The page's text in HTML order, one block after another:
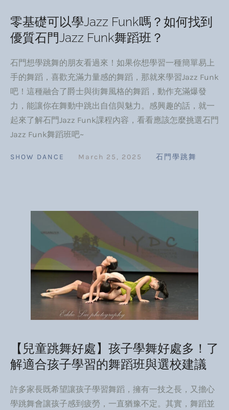
零基礎可以學Jazz Funk嗎？如何找到
優質石門Jazz Funk舞蹈班？
石門想學跳舞的朋友看過來！如果你想學習一種簡單易上
手的舞蹈，喜歡充滿力量感的舞蹈，那就來學習Jazz Funk
吧！這種融合了爵士與街舞風格的舞蹈，動作充滿爆發
力，能讓你在舞動中跳出自信與魅力。感興趣的話，就一
起來了解石門Jazz Funk課程內容，看看應該怎麼挑選石門
Jazz Funk舞蹈班吧~
SHOW DANCE March 25, 2025 石門學跳舞
【兒童跳舞好處】孩子學舞好處多！了
解適合孩子學習的舞蹈班與選校建議
許多家長既希望讓孩子學習舞蹈，擁有一技之長，又擔心
學跳舞會讓孩子感到疲勞，一直猶豫不定。其實，舞蹈並